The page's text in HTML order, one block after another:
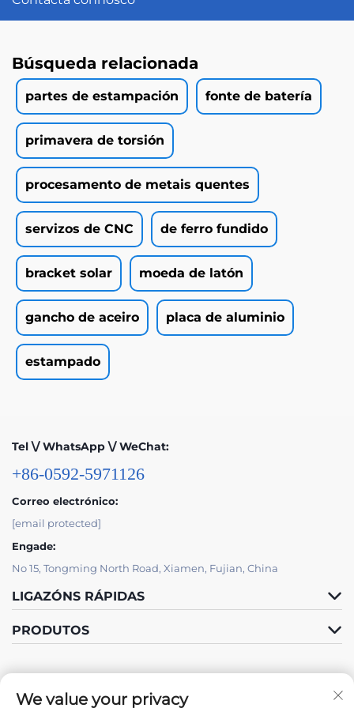
Búsqueda relacionada
partes de estampación fonte de batería
primavera de torsión
procesamento de metais quentes
servizos de CNC de ferro fundido
bracket solar moeda de latón
gancho de aceiro placa de aluminio
estampado
Tel \/ WhatsApp \/ WeChat:
+86-0592-5971126
Correo electrónico:
[email protected]
Engade:
No 15, Tongming North Road, Xiamen, Fujian, China
LIGAZÓNS RÁPIDAS
PRODUTOS
We value your privacy